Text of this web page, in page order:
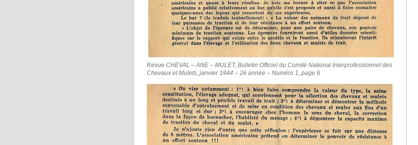
Revue CHEVAL – ANE – MULET, Bulletin Officiel du Comité National Interprofessionnel des
Chevaux et Mulets, janvier 1944 – 2è année – Numéro 1, page 6